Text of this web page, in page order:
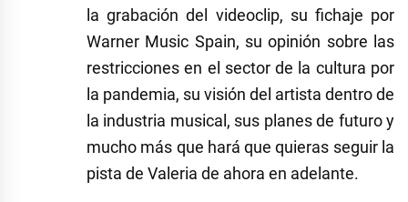
la grabación del videoclip, su fichaje por
Warner Music Spain, su opinión sobre las
restricciones en el sector de la cultura por
la pandemia, su visión del artista dentro de
la industria musical, sus planes de futuro y
mucho más que hará que quieras seguir la
pista de Valeria de ahora en adelante.